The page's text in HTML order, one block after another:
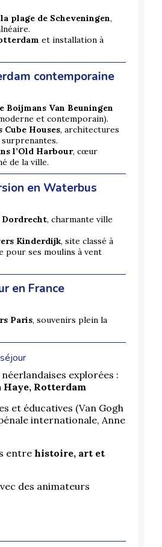
plage de Scheveningen,
et installation à
contemporaine
Boijmans Van Beuningen
et contemporain).
Cube Houses, architectures
l’Old Harbour, cœur
de la ville.
en Waterbus
Dordrecht, charmante ville
Kinderdijk, site classé à
pour ses moulins à vent
en France
Paris, souvenirs plein la
explorées :
Haye, Rotterdam
et éducatives (Van Gogh
internationale, Anne
entre histoire, art et
des animateurs